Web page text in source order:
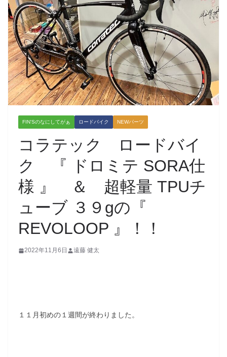
FIN'Sのなにしてがぁ ロードバイク NEWパーツ
コラテック ロードバイ
ク 『 ドロミテ SORA仕
様 』 ＆ 超軽量 TPUチ
ューブ ３９gの『
REVOLOOP 』！！
2022年11月6日 遠藤 健太
１１月初めの１週間が終わりました。